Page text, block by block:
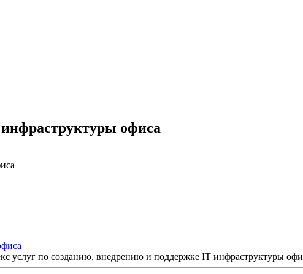
офиса
услуг по созданию, внедрению и поддержке IT инфраструктуры